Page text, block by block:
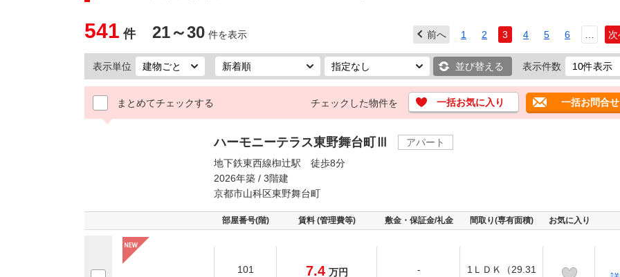
541 件 21～30 件を表示 前へ 1 2 3 4 5 6
表示単位 並び替える 表示件数
まとめてチェックする チェックした物件を 一括お気に入り 一括お問合せ
ハーモニーテラス東野舞台町Ⅲ
アパート
地下鉄東西線椥辻駅 徒歩8分
2026年築 / 3階建
京都市山科区東野舞台町
部屋番号(階) 賃料 (管理費等) 敷金・保証金/礼金 間取り(専有面積) お気に入り
101
7.4 万円
-
1ＬＤＫ（29.31